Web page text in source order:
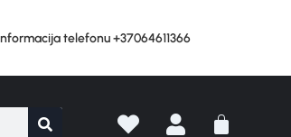
telefonu +37064611366